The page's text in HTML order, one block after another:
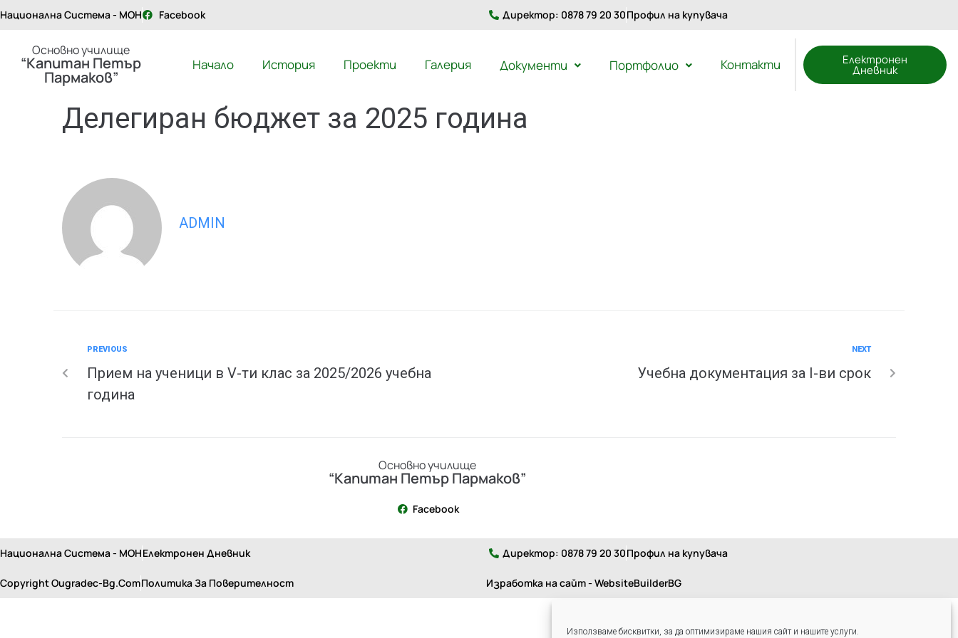
Използваме бисквитки, за да оптимизираме нашия сайт и нашите услуги.
Национална Система - МОН Facebook Директор: 0878 79 20 30Профил на купувача
Основно училище
“Капитан Петър
Пармаков”
Начало История Проекти Галерия Документи Портфолио Контакти Електронен
Дневник
Делегиран бюджет за 2025 година
ADMIN
PREVIOUS
Прием на ученици в V-ти клас за 2025/2026 учебна
година
NEXT
Учебна документация за I-ви срок
Основно училище
“Капитан Петър Пармаков”
Facebook
Национална Система - МОНЕлектронен Дневник Директор: 0878 79 20 30Профил на купувача
Copyright Ougradec-Bg.comПолитика За Поверителност Изработка на сайт - WebsiteBuilderBG